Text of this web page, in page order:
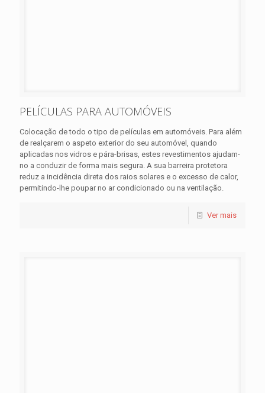
PELÍCULAS PARA AUTOMÓVEIS
Colocação de todo o tipo de películas em automóveis. Para além
de realçarem o aspeto exterior do seu automóvel, quando
aplicadas nos vidros e pára-brisas, estes revestimentos ajudam-
no a conduzir de forma mais segura. A sua barreira protetora
reduz a incidência direta dos raios solares e o excesso de calor,
permitindo-lhe poupar no ar condicionado ou na ventilação.
Ver mais